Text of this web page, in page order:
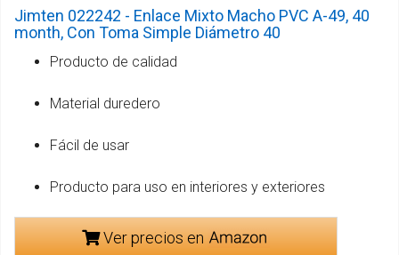
Jimten 022242 - Enlace Mixto Macho PVC A-49, 40
month, Con Toma Simple Diámetro 40
Producto de calidad
Material duredero
Fácil de usar
Producto para uso en interiores y exteriores
Ver precios en